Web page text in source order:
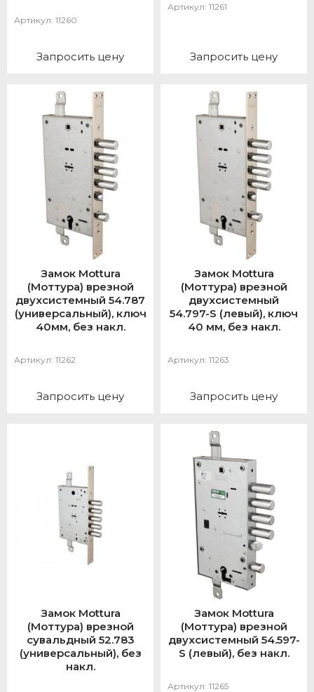
Артикул: 11260
Запросить цену
Артикул: 11261
Запросить цену
Замок Mottura
(Моттура) врезной
двухсистемный 54.787
(универсальный), ключ
40мм, без накл.
Артикул: 11262
Запросить цену
Замок Mottura
(Моттура) врезной
двухсистемный
54.797-S (левый), ключ
40 мм, без накл.
Артикул: 11263
Запросить цену
Замок Mottura
(Моттура) врезной
сувальдный 52.783
(универсальный), без
накл.
Замок Mottura
(Моттура) врезной
двухсистемный 54.597-
S (левый), без накл.
Артикул: 11265